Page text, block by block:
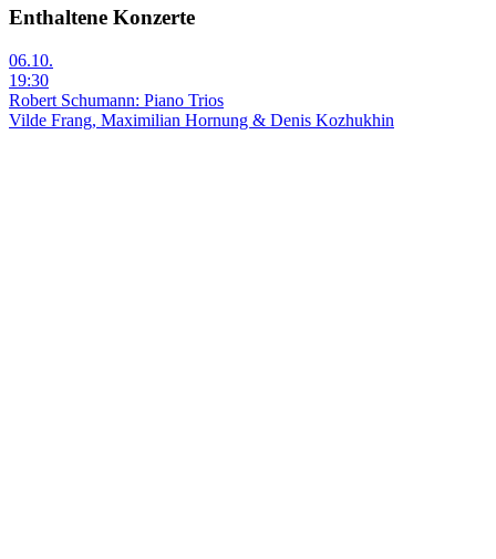
Enthaltene Konzerte
06.10.
19:30
Robert Schumann: Piano Trios
Vilde Frang, Maximilian Hornung & Denis Kozhukhin